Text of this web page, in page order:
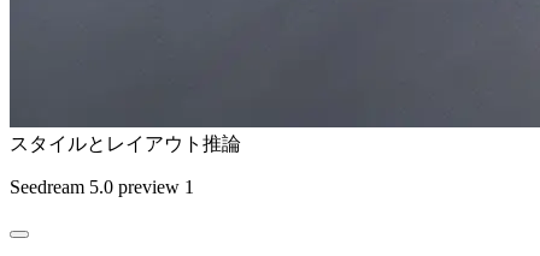
スタイルとレイアウト推論
Seedream 5.0 preview 1